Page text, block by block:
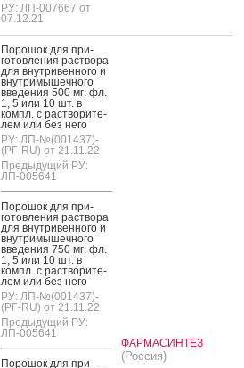
РУ: ЛП-007667 от
07.12.21
По­рошок для при­
готов­ле­ния рас­тво­ра
для внут­ри­вен­но­го и
внут­ри­мышеч­но­го
вве­дения 500 мг: фл.
1, 5 или 10 шт. в
компл. с рас­тво­рите­
лем или без не­го
РУ: ЛП-№(001437)-
(РГ-RU) от 21.11.22
Предыдущий РУ:
ЛП-005641
По­рошок для при­
готов­ле­ния рас­тво­ра
для внут­ри­вен­но­го и
внут­ри­мышеч­но­го
вве­дения 750 мг: фл.
1, 5 или 10 шт. в
компл. с рас­тво­рите­
лем или без не­го
РУ: ЛП-№(001437)-
(РГ-RU) от 21.11.22
Предыдущий РУ:
ЛП-005641
По­рошок для при­
ФАРМАСИНТЕЗ
(Россия)